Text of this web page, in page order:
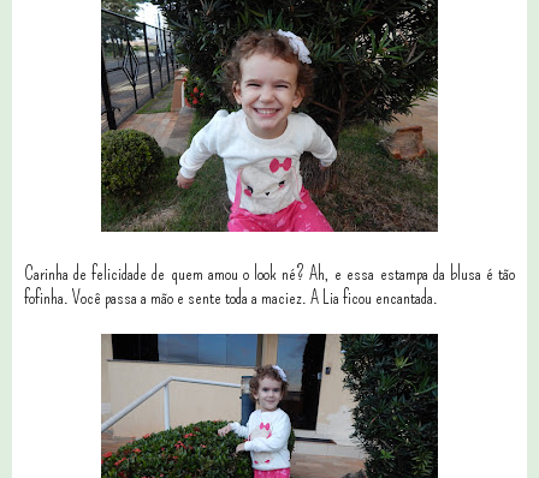
Carinha de felicidade de quem amou o look né? Ah, e essa estampa da blusa é tão
fofinha. Você passa a mão e sente toda a maciez. A Lia ficou encantada.